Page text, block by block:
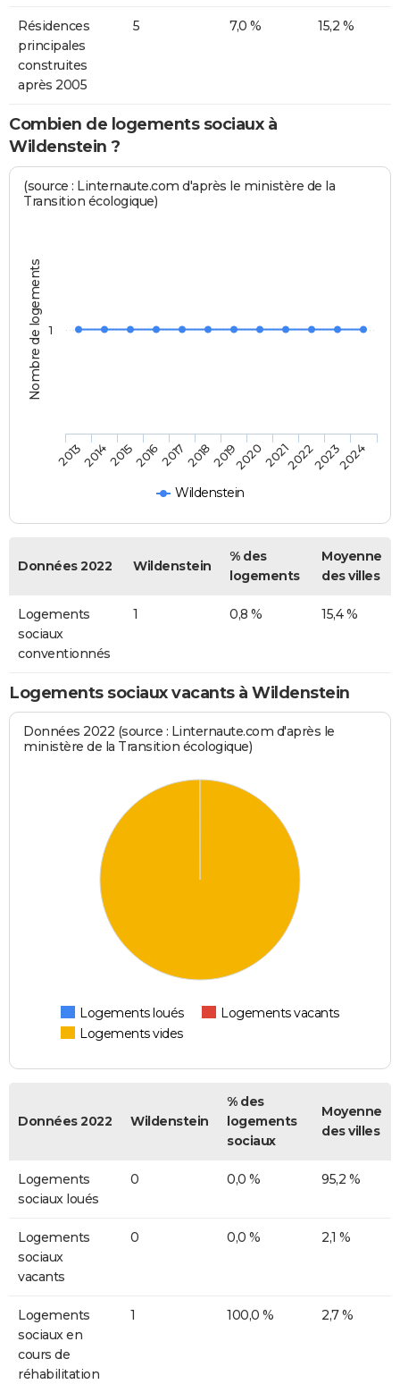
Résidences
principales
construites
après 2005
5 7,0 % 15,2 %
Combien de logements sociaux à
Wildenstein ?
Nombre de logements
(source : Linternaute.com d'après le ministère de la
Transition écologique)
Wildenstein
201320142015201620172018201920202021202220232024
1
Données 2022 Wildenstein
% des
logements
Moyenne
des villes
Logements
sociaux
conventionnés
1 0,8 % 15,4 %
Logements sociaux vacants à Wildenstein
Données 2022 (source : Linternaute.com d'après le
ministère de la Transition écologique)
Logements loués
Logements vacants
Logements vides
Données 2022 Wildenstein
% des
logements
sociaux
Moyenne
des villes
Logements
sociaux loués
0 0,0 % 95,2 %
Logements
sociaux
vacants
0 0,0 % 2,1 %
Logements
sociaux en
cours de
réhabilitation
1 100,0 % 2,7 %